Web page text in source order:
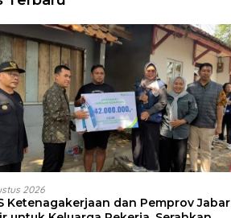
2026
Ketenagakerjaan dan Pemprov Jabar